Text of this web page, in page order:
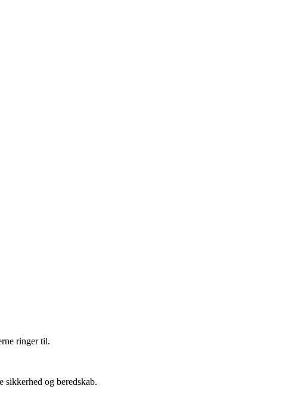
ringer til.
sikkerhed og beredskab.